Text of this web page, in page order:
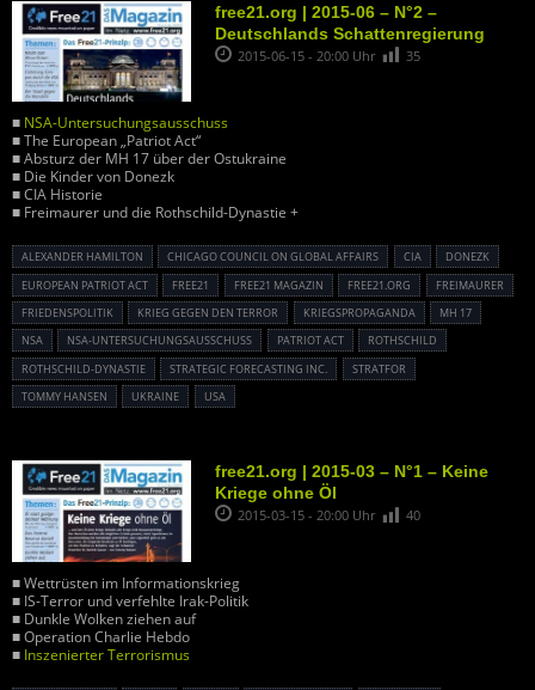
free21.org | 2015-06 – N°2 –
Deutschlands Schattenregierung
2015-06-15 - 20:00 Uhr 35
■ NSA-Untersuchungsausschuss
■ The European „Patriot Act“
■ Absturz der MH 17 über der Ostukraine
■ Die Kinder von Donezk
■ CIA Historie
■ Freimaurer und die Rothschild-Dynastie +
ALEXANDER HAMILTON CHICAGO COUNCIL ON GLOBAL AFFAIRS CIA
DONEZK
EUROPEAN PATRIOT ACT
FREE21 FREE21 MAGAZIN FREE21.ORG
FREIMAURER
FRIEDENSPOLITIK
KRIEG GEGEN DEN TERROR KRIEGSPROPAGANDA
MH 17
NSA
NSA-UNTERSUCHUNGSAUSSCHUSS PATRIOT ACT
ROTHSCHILD
ROTHSCHILD-DYNASTIE
STRATEGIC FORECASTING INC.
STRATFOR
TOMMY HANSEN
UKRAINE USA
free21.org | 2015-03 – N°1 – Keine
Kriege ohne Öl
2015-03-15 - 20:00 Uhr 40
■ Wettrüsten im Informationskrieg
■ IS-Terror und verfehlte Irak-Politik
■ Dunkle Wolken ziehen auf
■ Operation Charlie Hebdo
■ Inszenierter Terrorismus